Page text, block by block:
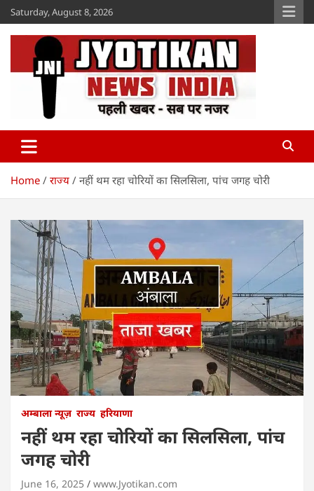
Skip
to
content
Saturday, August 8, 2026
Jyotikan
Home राज्य नहीं थम रहा चोरियों का सिलसिला, पांच जगह चोरी
अम्बाला न्यूज़ राज्य हरियाणा
नहीं थम रहा चोरियों का सिलसिला, पांच
जगह चोरी
June 16, 2025 www.Jyotikan.com